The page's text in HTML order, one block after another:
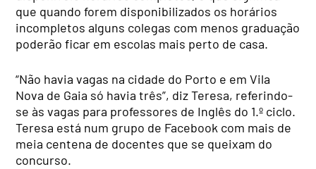
que quando forem disponibilizados os horários
incompletos alguns colegas com menos graduação
poderão ficar em escolas mais perto de casa.
“Não havia vagas na cidade do Porto e em Vila
Nova de Gaia só havia três”, diz Teresa, referindo-
se às vagas para professores de Inglês do 1.º ciclo.
Teresa está num grupo de Facebook com mais de
meia centena de docentes que se queixam do
concurso.